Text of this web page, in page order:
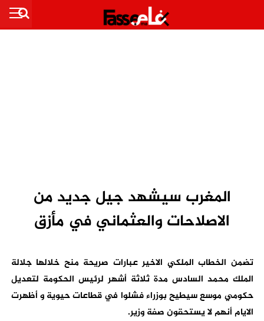
المغرب سيشهد جيل جديد من
الاصلاحات والعثماني في مأزق
تضمن الخطاب الملكي الاخير عبارات صريحة منح خلالها جلالة
الملك محمد السادس مدة ثلاثة أشهر لرئيس الحكومة لتعديل
حكومي موسع سيطيح بوزراء فشلوا في قطاعات حيوية و أظهرت
الايام أنهم لا يستحقون صفة وزير.